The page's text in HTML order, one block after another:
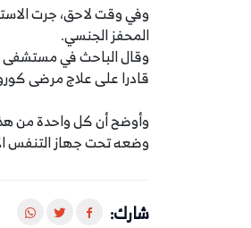
وفي وقت لاحق، جرت
المحفز الجنسي.
وقال الباحث في مستشفى
قادرا على علاج مرضى
وأوضح أن كل واحدة من
وضعه تحت جهاز التنفس
شارك: